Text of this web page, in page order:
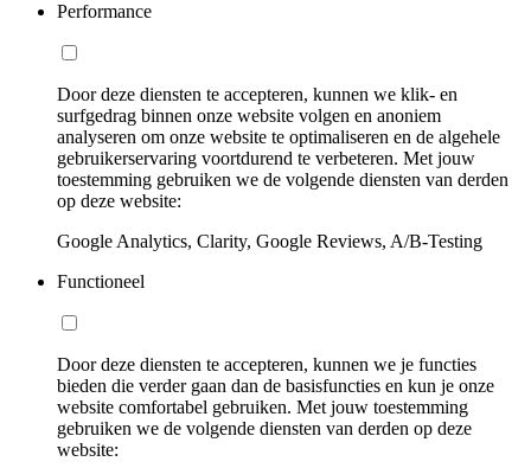
Performance
Door deze diensten te accepteren, kunnen we klik- en
surfgedrag binnen onze website volgen en anoniem
analyseren om onze website te optimaliseren en de algehele
gebruikerservaring voortdurend te verbeteren. Met jouw
toestemming gebruiken we de volgende diensten van derden
op deze website:
Google Analytics, Clarity, Google Reviews, A/B-Testing
Functioneel
Door deze diensten te accepteren, kunnen we je functies
bieden die verder gaan dan de basisfuncties en kun je onze
website comfortabel gebruiken. Met jouw toestemming
gebruiken we de volgende diensten van derden op deze
website: